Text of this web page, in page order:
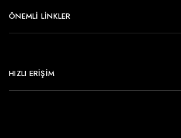
ÖNEMLI LINKLER
HIZLI ERİŞİM